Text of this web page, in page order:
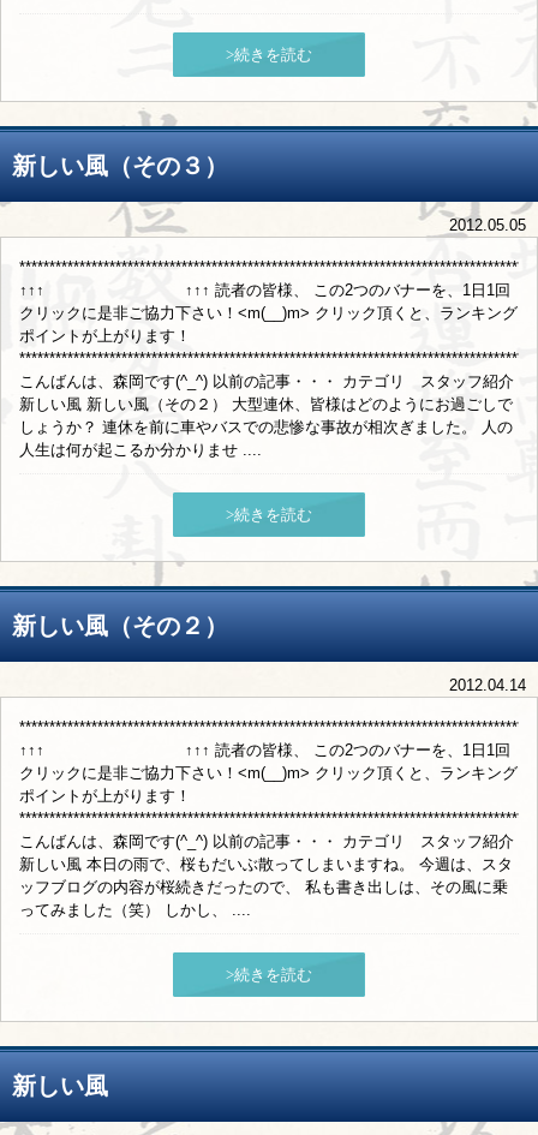
>続きを読む
新しい風（その３）
2012.05.05
↑↑↑ ↑↑↑ 読者の皆様、 この2つのバナーを、1日1回
クリックに是非ご協力下さい！<m(__)m> クリック頂くと、ランキング
ポイントが上がります！
こんばんは、森岡です(^_^) 以前の記事・・・ カテゴリ スタッフ紹介
新しい風 新しい風（その２） 大型連休、皆様はどのようにお過ごしで
しょうか？ 連休を前に車やバスでの悲惨な事故が相次ぎました。 人の
人生は何が起こるか分かりませ ....
>続きを読む
新しい風（その２）
2012.04.14
↑↑↑ ↑↑↑ 読者の皆様、 この2つのバナーを、1日1回
クリックに是非ご協力下さい！<m(__)m> クリック頂くと、ランキング
ポイントが上がります！
こんばんは、森岡です(^_^) 以前の記事・・・ カテゴリ スタッフ紹介
新しい風 本日の雨で、桜もだいぶ散ってしまいますね。 今週は、スタ
ッフブログの内容が桜続きだったので、 私も書き出しは、その風に乗
ってみました（笑） しかし、 ....
>続きを読む
新しい風